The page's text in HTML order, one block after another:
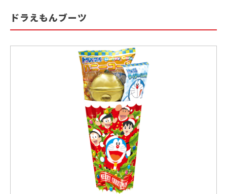
サステナビリティ
ドラえもんブーツ